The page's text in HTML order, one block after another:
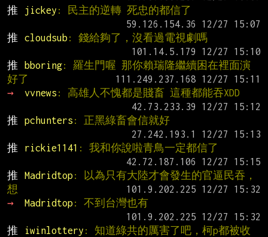
推
jickey : 民主的逆轉 死忠的都信了
推
cloudsub : 錢給夠了，沒看過電視劇嗎
推
bboring: 羅生門喔 那你賴瑞隆繼續困在裡面演
好了
→
vvnews : 高雄人不愧都是賤畜 這種都能吞XDD
推
pchunters : 正黑綠畜會信就好
推
rickie1141 : 我和你說啦青鳥一定都信了
推
Madridtop : 以為只有大陸才會發生的官逼民吞，
想
→
Madridtop : 不到台灣也有
推
iwinlottery : 知道綠共的厲害了吧，柯p都被收